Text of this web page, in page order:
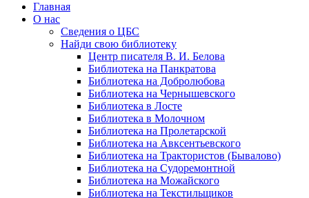
Главная
О нас
Сведения о ЦБС
Найди свою библиотеку
Центр писателя В. И. Белова
Библиотека на Панкратова
Библиотека на Добролюбова
Библиотека на Чернышевского
Библиотека в Лосте
Библиотека в Молочном
Библиотека на Пролетарской
Библиотека на Авксентьевского
Библиотека на Трактористов (Бывалово)
Библиотека на Судоремонтной
Библиотека на Можайского
Библиотека на Текстильщиков